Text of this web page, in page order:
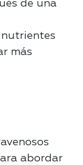
de una
más
abordar